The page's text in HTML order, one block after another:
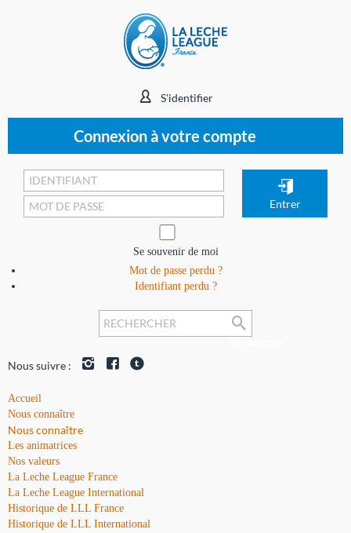
S'identifier
Connexion à votre compte
Se souvenir de moi
Mot de passe perdu ?
Identifiant perdu ?
Nous suivre :
Accueil
Nous connaître
Nous connaître
Les animatrices
Nos valeurs
La Leche League France
La Leche League International
Historique de LLL France
Historique de LLL International